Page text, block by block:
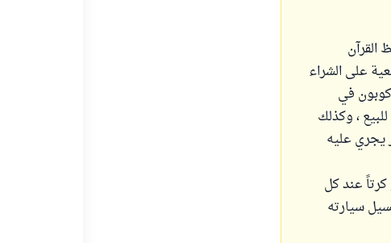
على الشراء
في
، وكذلك
يجري عليه
عند كل
سيارته